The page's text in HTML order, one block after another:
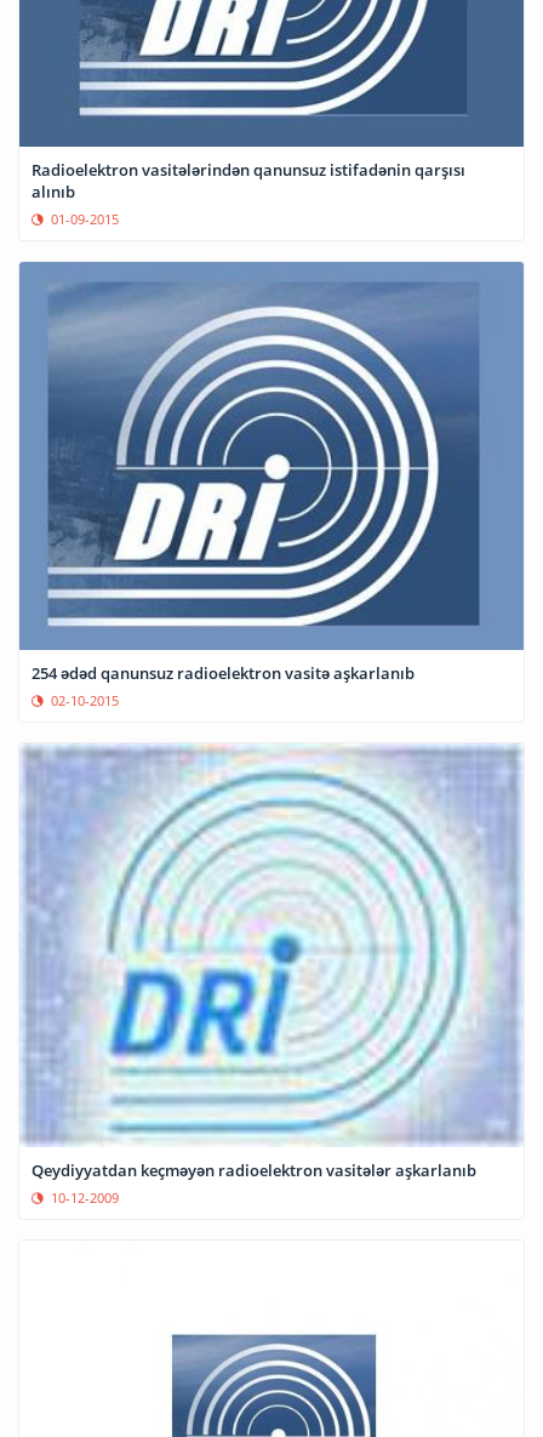
Radioelektron vasitələrindən qanunsuz istifadənin qarşısı
alınıb
01-09-2015
254 ədəd qanunsuz radioelektron vasitə aşkarlanıb
02-10-2015
Qeydiyyatdan keçməyən radioelektron vasitələr aşkarlanıb
10-12-2009